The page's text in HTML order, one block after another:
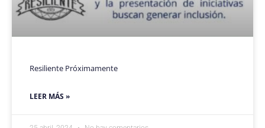
Resiliente Próximamente
LEER MÁS »